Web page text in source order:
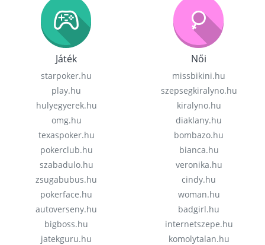
Játék
starpoker.hu
play.hu
hulyegyerek.hu
omg.hu
texaspoker.hu
pokerclub.hu
szabadulo.hu
zsugabubus.hu
pokerface.hu
autoverseny.hu
bigboss.hu
jatekguru.hu
Női
missbikini.hu
szepsegkiralyno.hu
kiralyno.hu
diaklany.hu
bombazo.hu
bianca.hu
veronika.hu
cindy.hu
woman.hu
badgirl.hu
internetszepe.hu
komolytalan.hu